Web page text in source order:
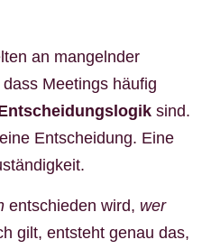
an mangelnder
Meetings häufig
sind.
Entscheidung. Eine
entschieden wird, wer
gilt, entsteht genau das,